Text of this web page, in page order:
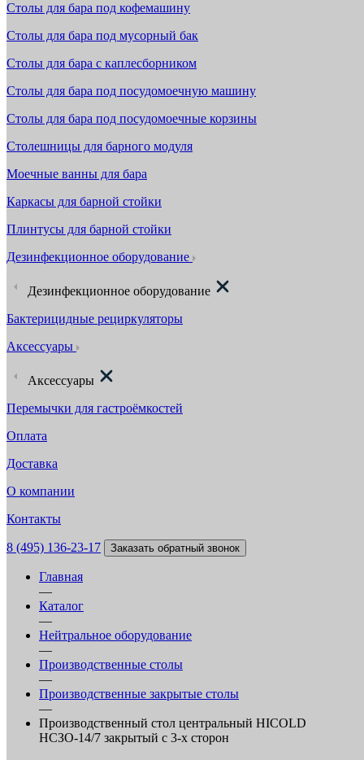
Столы для бара под кофемашину
Столы для бара под мусорный бак
Столы для бара с каплесборником
Столы для бара под посудомоечную машину
Столы для бара под посудомоечные корзины
Столешницы для барного модуля
Моечные ванны для бара
Каркасы для барной стойки
Плинтусы для барной стойки
Дезинфекционное оборудование
Дезинфекционное оборудование
Бактерицидные рециркуляторы
Аксессуары
Аксессуары
Перемычки для гастроёмкостей
Оплата
Доставка
О компании
Контакты
8 (495) 136-23-17 Заказать обратный звонок
Главная
—
Каталог
—
Нейтральное оборудование
—
Производственные столы
—
Производственные закрытые столы
—
Производственный стол центральный HICOLD
НСЗО-14/7 закрытый с 3-х сторон